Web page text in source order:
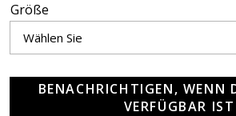
Größe
BENACHRICHTIGEN, WENN
VERFÜGBAR IST